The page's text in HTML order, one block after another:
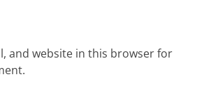
and website in this browser for